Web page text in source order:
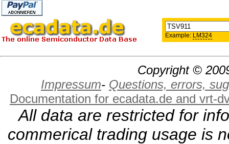
Example: LM324
Copyright ©
Impressum- Questions, errors,
Documentation for ecadata.de and vrt-
All data are restricted for
commerical trading usage is